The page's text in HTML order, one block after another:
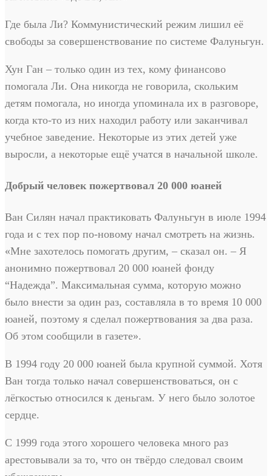
Где была Ли? Коммунистический режим лишил её
свободы за совершенствование по системе Фалуньгун.
Хун Ган – только один из тех, кому финансово
помогала Ли. Она никогда не говорила, скольким
детям помогала, но иногда упоминала их в разговоре,
когда кто-то из них находил работу или заканчивал
учебное заведение. Некоторые из этих детей уже
выросли, а некоторые ещё учатся в начальной школе.
Добрый человек пожертвовал 20 000 юаней
Ван Силян начал практиковать Фалуньгун в июле 1994
года и с тех пор по-новому начал смотреть на жизнь.
«Мне захотелось помогать другим, – сказал он. – Я
анонимно пожертвовал 20 000 юаней фонду
“Надежда”. Максимальная сумма, которую можно
было внести за один раз, составляла в то время 10 000
юаней, поэтому я сделал пожертвования за два раза.
Об этом сообщили в газете».
В 1994 году 20 000 юаней была крупной суммой. Хотя
Ван тогда только начал совершенствоваться, он с
лёгкостью относился к деньгам. У него было золотое
сердце.
С 1999 года этого хорошего человека много раз
арестовывали за то, что он твёрдо следовал своим